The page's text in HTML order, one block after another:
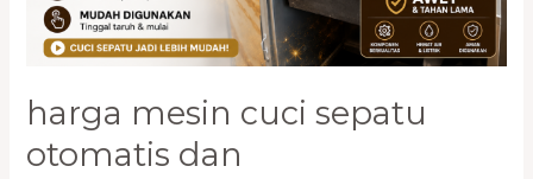
harga mesin cuci sepatu
otomatis dan